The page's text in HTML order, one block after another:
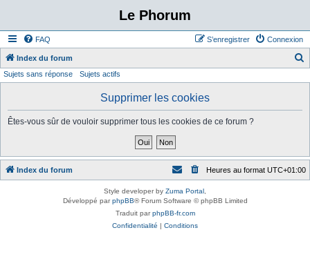
Le Phorum
FAQ Connexion
S’enregistrer
Index du forum
c
h
Sujets sans réponse Sujets actifs
Supprimer les cookies
Êtes-vous sûr de vouloir supprimer tous les cookies de ce forum ?
Index du forum Heures au format UTC+01:00
Style developer by Zuma Portal
Développé parphpBB® Forum Software © phpBB Limited
Traduit parphpBB-fr.com
Confidentialité | Conditions